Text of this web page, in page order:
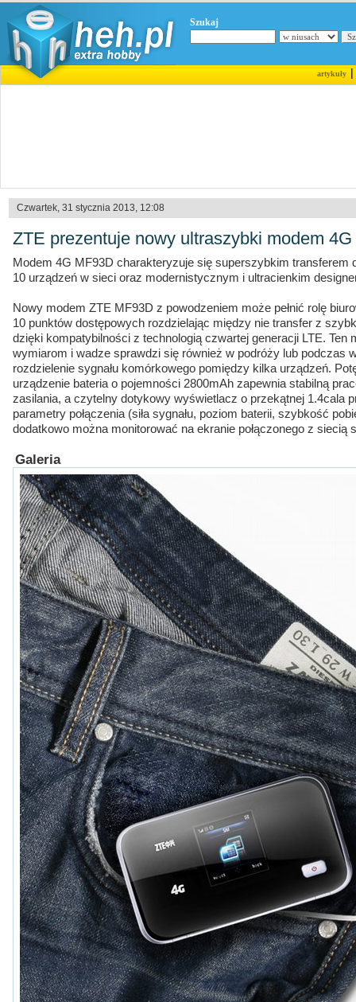
Szukaj
artykuły|
Czwartek, 31 stycznia 2013, 12:08
ZTE prezentuje nowy ultraszybki modem 4G
Modem 4G MF93D charakteryzuje się superszybkim transferem
10 urządzeń w sieci oraz modernistycznym i ultracienkim
Nowy modem ZTE MF93D z powodzeniem może pełnić rolę
10 punktów dostępowych rozdzielając między nie transfer z
dzięki kompatybilności z technologią czwartej generacji LTE. Ten
wymiarom i wadze sprawdzi się również w podróży lub podczas
rozdzielenie sygnału komórkowego pomiędzy kilka urządzeń.
urządzenie bateria o pojemności 2800mAh zapewnia stabilną
zasilania, a czytelny dotykowy wyświetlacz o przekątnej 1.4cala
parametry połączenia (siła sygnału, poziom baterii, szybkość
dodatkowo można monitorować na ekranie połączonego z siecią
Galeria